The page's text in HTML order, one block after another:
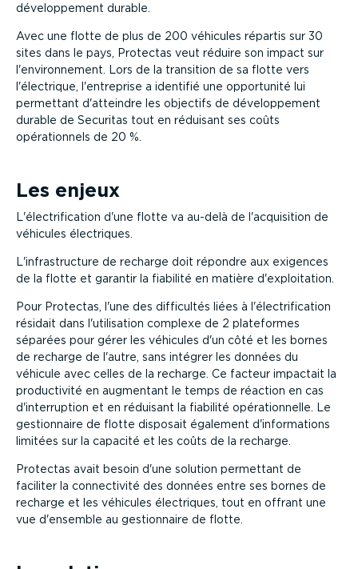
développement durable.
Avec une flotte de plus de 200 véhicules répartis sur 30
sites dans le pays, Protectas veut réduire son impact sur
l'environnement. Lors de la transition de sa flotte vers
l'électrique, l'entreprise a identifié une opportunité lui
permettant d'atteindre les objectifs de développement
durable de Securitas tout en réduisant ses coûts
opérationnels de 20 %.
Les enjeux
L'électrification d'une flotte va au-delà de l'acquisition de
véhicules électriques.
L'infrastructure de recharge doit répondre aux exigences
de la flotte et garantir la fiabilité en matière d'exploitation.
Pour Protectas, l'une des difficultés liées à l'électrification
résidait dans l'utilisation complexe de 2 plateformes
séparées pour gérer les véhicules d'un côté et les bornes
de recharge de l'autre, sans intégrer les données du
véhicule avec celles de la recharge. Ce facteur impactait la
productivité en augmentant le temps de réaction en cas
d'interruption et en réduisant la fiabilité opérationnelle. Le
gestionnaire de flotte disposait également d'informations
limitées sur la capacité et les coûts de la recharge.
Protectas avait besoin d'une solution permettant de
faciliter la connectivité des données entre ses bornes de
recharge et les véhicules électriques, tout en offrant une
vue d'ensemble au gestionnaire de flotte.